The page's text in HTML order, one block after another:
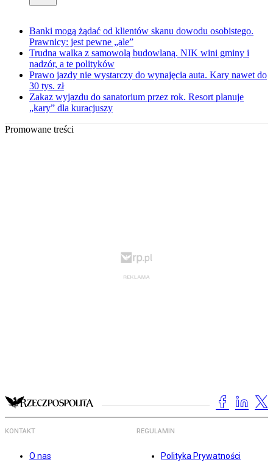
Banki mogą żądać od klientów skanu dowodu osobistego.
Prawnicy: jest pewne „ale”
Trudna walka z samowolą budowlaną. NIK wini gminy i
nadzór, a te polityków
Prawo jazdy nie wystarczy do wynajęcia auta. Kary nawet do
30 tys. zł
Zakaz wyjazdu do sanatorium przez rok. Resort planuje
„kary” dla kuracjuszy
Promowane treści
KONTAKT
O nas
REGULAMIN
Polityka Prywatności